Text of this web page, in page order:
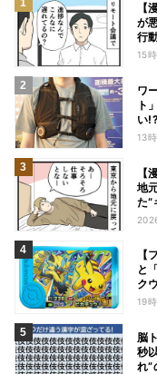
【
が
行
15
ワ
ト
い
の
13
【
地
た“
【
と
ク
ラ
19
脳
秒
れ”